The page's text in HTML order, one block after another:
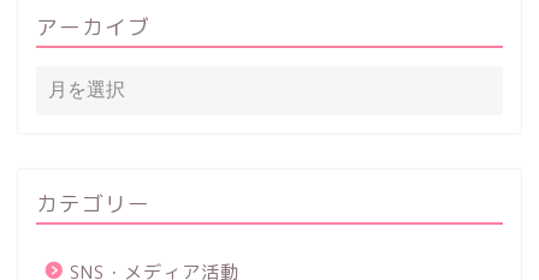
アーカイブ
カテゴリー
SNS・メディア活動